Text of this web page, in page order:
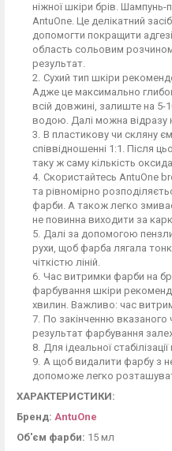
ніжної шкіри брів. Шампунь-
AntuOne. Це делікатний
допомогти покращити
область сольовим
результат.
Сухий тип шкіри
Адже це максимально
всій довжині, залиште на
водою. Далі можна відразу
В пластикову чи скляну
співвідношенні 1:1. Після
таку ж саму кількість
Скористайтесь AntuOne
та рівномірно
фарби. А також легко
не повинна виходити за
Далі за допомогою
рухи, щоб фарба лягала
чіткістю ліній.
Час витримки фарби на
фарбування шкіри
хвилин. Важливо: час
По закінченню
результат фарбування
Для ідеальної
А щоб видалити фарбу з
допоможе легко
ХАРАКТЕРИСТИКИ:
Бренд: AntuOne
Об'єм фарби: 15 мл